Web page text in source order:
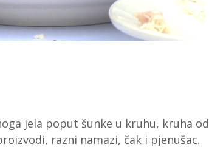
jela poput šunke u kruhu, kruha od
razni namazi, čak i pjenušac.